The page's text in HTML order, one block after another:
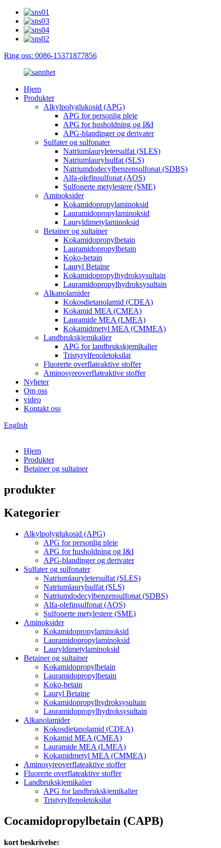
Ring oss: 0086-15371877856
Hjem
Produkter
Alkylpolyglukosid (APG)
APG for personlig pleie
APG for husholdning og I&I
APG-blandinger og derivater
Sulfater og sulfonater
Natriumlauryletersulfat (SLES)
Natriumlaurylsulfat (SLS)
Natriumdodecylbenzensulfonat (SDBS)
Alfa-olefinsulfonat (AOS)
Sulfonerte metylestere (SME)
Aminoksider
Kokamidopropylaminoksid
Lauramidopropylaminoksid
Lauryldimetylaminoksid
Betainer og sultainer
Kokamidopropylbetain
Lauramidopropylbetain
Koko-betain
Lauryl Betaine
Kokamidopropylhydroksysultain
Lauramidopropylhydroksysultain
Alkanolamider
Kokosdietanolamid (CDEA)
Kokamid MEA (CMEA)
Lauramide MEA (LMEA)
Kokamidmetyl MEA (CMMEA)
Landbrukskjemikalier
APG for landbrukskjemikalier
Tristyrylfenoletoksilat
Fluorerte overflateaktive stoffer
Aminosyreoverflateaktive stoffer
Nyheter
Om oss
video
Kontakt oss
English
Hjem
Produkter
Betainer og sultainer
produkter
Kategorier
Alkylpolyglukosid (APG)
APG for personlig pleie
APG for husholdning og I&I
APG-blandinger og derivater
Sulfater og sulfonater
Natriumlauryletersulfat (SLES)
Natriumlaurylsulfat (SLS)
Natriumdodecylbenzensulfonat (SDBS)
Alfa-olefinsulfonat (AOS)
Sulfonerte metylestere (SME)
Aminoksider
Kokamidopropylaminoksid
Lauramidopropylaminoksid
Lauryldimetylaminoksid
Betainer og sultainer
Kokamidopropylbetain
Lauramidopropylbetain
Koko-betain
Lauryl Betaine
Kokamidopropylhydroksysultain
Lauramidopropylhydroksysultain
Alkanolamider
Kokosdietanolamid (CDEA)
Kokamid MEA (CMEA)
Lauramide MEA (LMEA)
Kokamidmetyl MEA (CMMEA)
Aminosyreoverflateaktive stoffer
Fluorerte overflateaktive stoffer
Landbrukskjemikalier
APG for landbrukskjemikalier
Tristyrylfenoletoksilat
Cocamidopropylbetain (CAPB)
kort beskrivelse: